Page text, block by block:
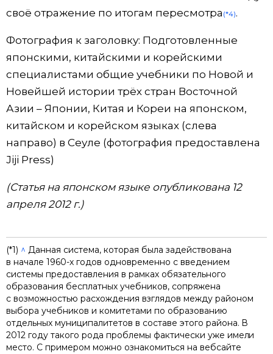
своё отражение по итогам пересмотра (*4).
Фотография к заголовку: Подготовленные
японскими, китайскими и корейскими
специалистами общие учебники по Новой и
Новейшей истории трёх стран Восточной
Азии – Японии, Китая и Кореи на японском,
китайском и корейском языках (слева
направо) в Сеуле (фотография предоставлена
Jiji Press)
(Статья на японском языке опубликована 12
апреля 2012 г.)
(*1) ^ Данная система, которая была задействована
в начале 1960-х годов одновременно с введением
системы предоставления в рамках обязательного
образования бесплатных учебников, сопряжена
с возможностью расхождения взглядов между районом
выбора учебников и комитетами по образованию
отдельных муниципалитетов в составе этого района. В
2012 году такого рода проблемы фактически уже имели
место. С примером можно ознакомиться на вебсайте